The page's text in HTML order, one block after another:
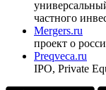
частного
Mergers.ru
проект о
Preqveca.ru
IPO, Private